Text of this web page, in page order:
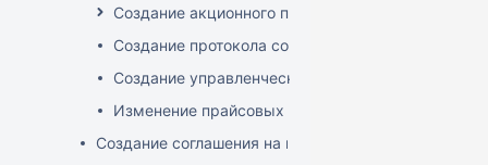
Создание акционного прайса
Создание протокола согласования цен
Создание управленческого прайса
Изменение прайсовых цен
Создание соглашения на поставку